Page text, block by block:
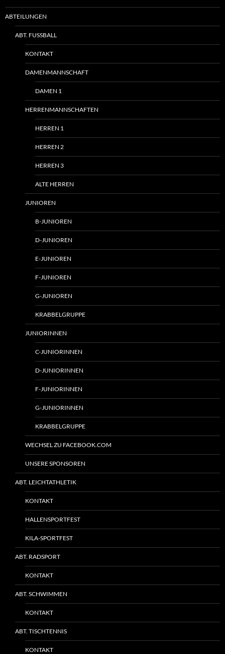
ABTEILUNGEN
ABT. FUSSBALL
KONTAKT
DAMENMANNSCHAFT
DAMEN 1
HERRENMANNSCHAFTEN
HERREN 1
HERREN 2
HERREN 3
ALTE HERREN
JUNIOREN
B-JUNIOREN
D-JUNIOREN
E-JUNIOREN
F-JUNIOREN
G-JUNIOREN
KRABBELGRUPPE
JUNIORINNEN
C-JUNIORINNEN
D-JUNIORINNEN
F-JUNIORINNEN
G-JUNIORINNEN
KRABBELGRUPPE
WECHSEL ZU FACEBOOK.COM
UNSERE SPONSOREN
ABT. LEICHTATHLETIK
KONTAKT
HALLENSPORTFEST
KILA-SPORTFEST
ABT. RADSPORT
KONTAKT
ABT. SCHWIMMEN
KONTAKT
ABT. TISCHTENNIS
KONTAKT